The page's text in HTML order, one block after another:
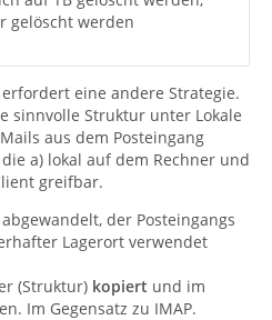
gelöscht werden
eine andere Strategie.
sinnvolle Struktur unter Lokale
aus dem Posteingang
a) lokal auf dem Rechner und
greifbar.
der Posteingangs
Lagerort verwendet
(Struktur) kopiert und im
Im Gegensatz zu IMAP.